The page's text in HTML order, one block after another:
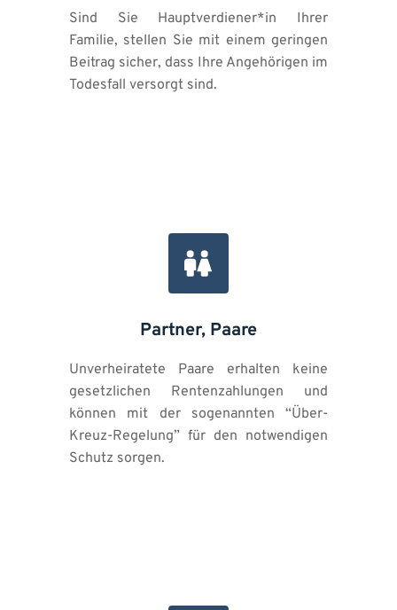
Sind Sie Hauptverdiener*in Ihrer
Familie, stellen Sie mit einem geringen
Beitrag sicher, dass Ihre Angehörigen im
Todesfall versorgt sind.
Partner, Paare
Unverheiratete Paare erhalten keine
gesetzlichen Rentenzahlungen und
können mit der sogenannten “Über-
Kreuz-Regelung” für den notwendigen
Schutz sorgen.